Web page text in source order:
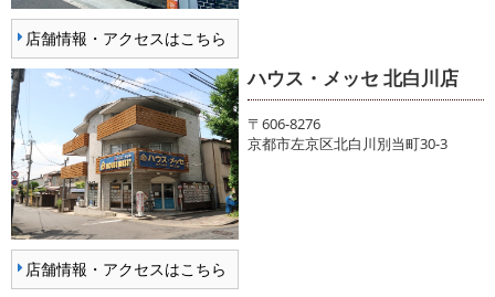
店舗情報・アクセスはこちら
店舗情報・アクセスはこちら
ハウス・メッセ 北白川店
〒606-8276
京都市左京区北白川別当町30-3